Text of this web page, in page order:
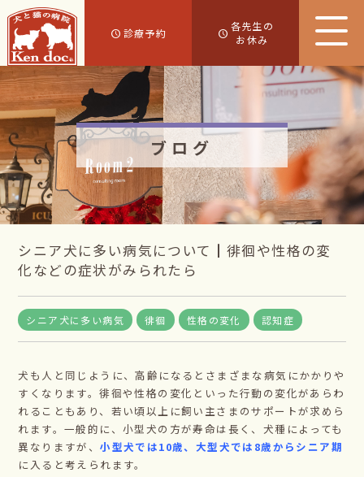
診療予約
各先生の
お休み
ブログ
シニア犬に多い病気について┃徘徊や性格の変
化などの症状がみられたら
シニア犬に多い病気 徘徊 性格の変化 認知症
犬も人と同じように、高齢になるとさまざまな病気にかかりや
すくなります。徘徊や性格の変化といった行動の変化があらわ
れることもあり、若い頃以上に飼い主さまのサポートが求めら
れます。一般的に、小型犬の方が寿命は長く、犬種によっても
異なりますが、小型犬では10歳、大型犬では8歳からシニア期
に入ると考えられます。